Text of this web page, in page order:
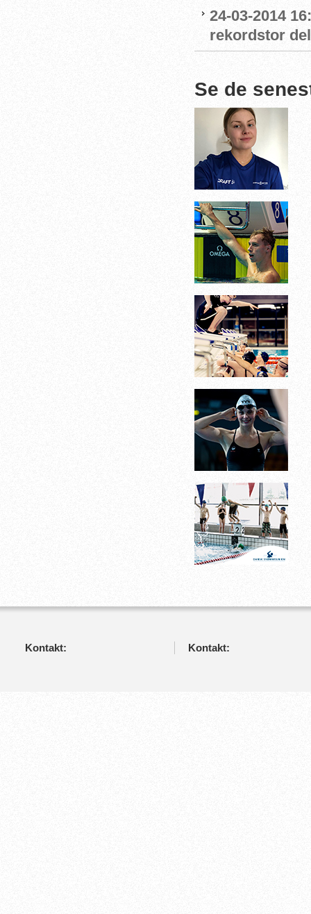
24-03-2014
rekordstor
Se de
Kontakt: Kontakt: